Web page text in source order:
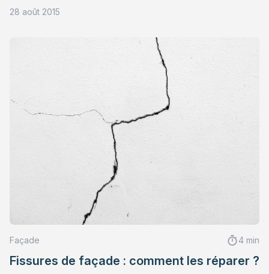
28 août 2015
Façade 4 min
Fissures de façade : comment les réparer ?